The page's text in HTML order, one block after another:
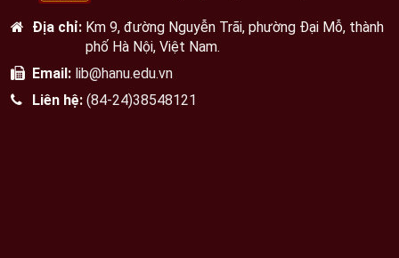
Địa chỉ: Km 9, đường Nguyễn Trãi, phường Đại Mỗ, thành
phố Hà Nội, Việt Nam.
Email: lib@hanu.edu.vn
Liên hệ: (84-24)38548121